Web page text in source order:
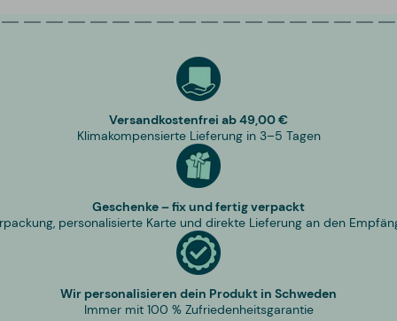
Versandkostenfrei ab 49,00 €
Klimakompensierte Lieferung in 3–5 Tagen
Geschenke – fix und fertig verpackt
personalisierte Karte und direkte Lieferung an den
Wir personalisieren dein Produkt in Schweden
Immer mit 100 % Zufriedenheitsgarantie